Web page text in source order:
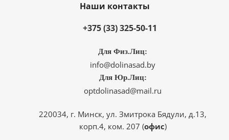
Наши контакты
+375 (33) 325-50-11
Для Физ.Лиц:
info@dolinasad.by
Для Юр.Лиц:
optdolinasad@mail.ru
220034, г. Минск, ул. Змитрока Бядули, д.13,
корп.4, ком. 207 (офис)